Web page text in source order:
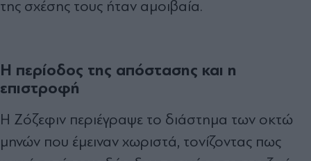
της σχέσης τους ήταν αμοιβαία.
Η περίοδος της απόστασης και η
επιστροφή
Η Ζόζεφιν περιέγραψε το διάστημα των οκτώ
μηνών που έμειναν χωριστά, τονίζοντας πως